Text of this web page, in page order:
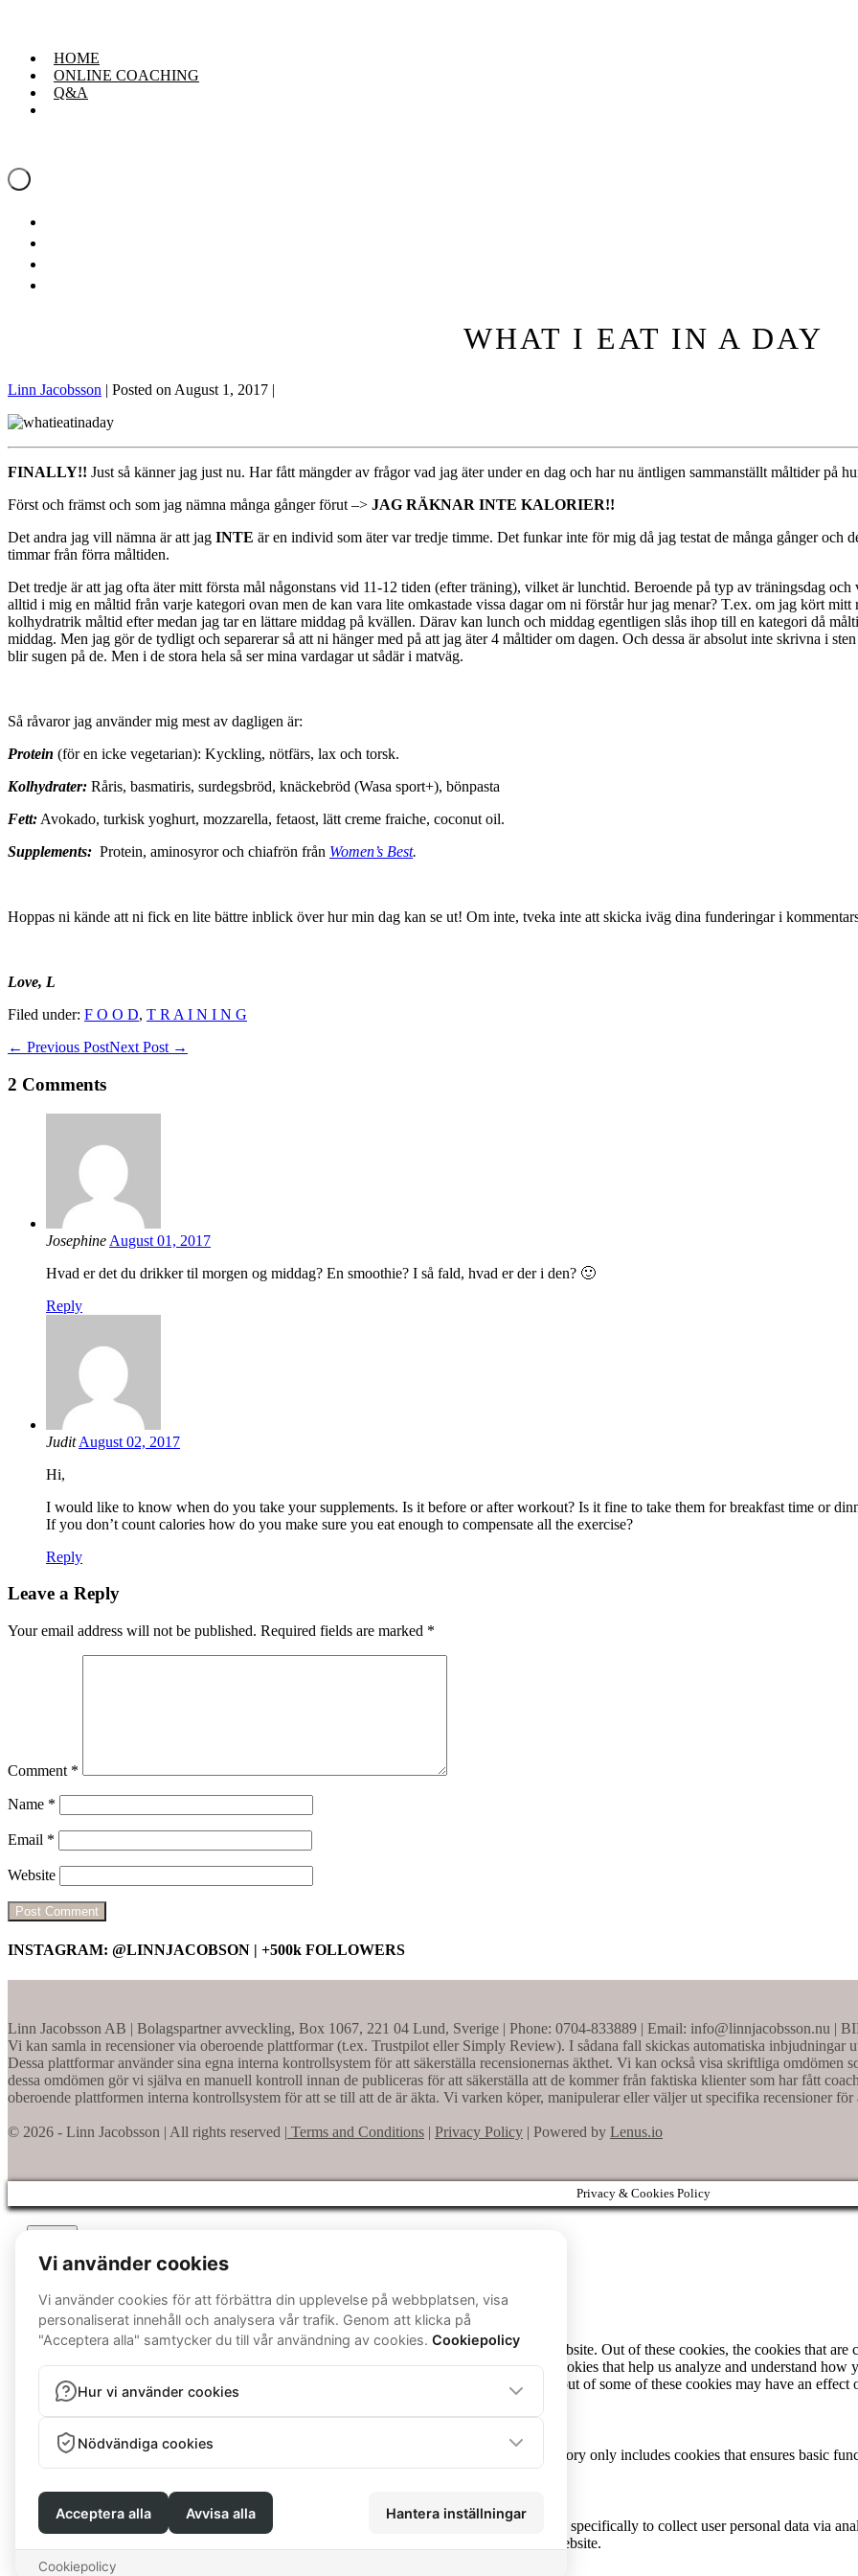
HOME
ONLINE COACHING
Q&A
Menu
Toggle
WHAT I EAT IN A DAY
Linn Jacobsson | Posted on August 1, 2017 |
FINALLY!! Just så känner jag just nu. Har fått mängder av frågor vad jag äter under en dag och har nu äntligen sammanställt måltider på
Först och främst och som jag nämna många gånger förut –> JAG RÄKNAR INTE KALORIER!!
Det andra jag vill nämna är att jag INTE är en individ som äter var tredje timme. Det funkar inte för mig då jag testat de många gånger och
timmar från förra måltiden.
Det tredje är att jag ofta äter mitt första mål någonstans vid 11-12 tiden (efter träning), vilket är lunchtid. Beroende på typ av träningsdag
alltid i mig en måltid från varje kategori ovan men de kan vara lite omkastade vissa dagar om ni förstår hur jag menar? T.ex. om jag kört mitt
kolhydratrik måltid efter medan jag tar en lättare middag på kvällen. Därav kan lunch och middag egentligen slås ihop till en kategori då
middag. Men jag gör de tydligt och separerar så att ni hänger med på att jag äter 4 måltider om dagen. Och dessa är absolut inte skrivna i
blir sugen på de. Men i de stora hela så ser mina vardagar ut sådär i matväg.
Så råvaror jag använder mig mest av dagligen är:
Protein (för en icke vegetarian): Kyckling, nötfärs, lax och torsk.
Kolhydrater: Råris, basmatiris, surdegsbröd, knäckebröd (Wasa sport+), bönpasta
Fett: Avokado, turkisk yoghurt, mozzarella, fetaost, lätt creme fraiche, coconut oil.
Supplements: Protein, aminosyror och chiafrön från Women’s Best.
Hoppas ni kände att ni fick en lite bättre inblick över hur min dag kan se ut! Om inte, tveka inte att skicka iväg dina funderingar i
Love, L
Filed under: F O O D, T R A I N I N G
Post
← Previous PostNext Post →
2 Comments
Josephine August 01, 2017
Hvad er det du drikker til morgen og middag? En smoothie? I så fald, hvad er der i den? 🙂
Reply
Judit August 02, 2017
Hi,
I would like to know when do you take your supplements. Is it before or after workout? Is it fine to take them for breakfast time or
If you don’t count calories how do you make sure you eat enough to compensate all the exercise?
Reply
Leave a Reply
Your email address will not be published. Required fields are marked *
Comment *
Name *
Email *
Website
INSTAGRAM: @LINNJACOBSON | +500k FOLLOWERS
Linn Jacobsson AB | Bolagspartner avveckling, Box 1067, 221 04 Lund, Sverige | Phone: 0704-833889 | Email: info@linnjacobsson.nu |
Vi kan samla in recensioner via oberoende plattformar (t.ex. Trustpilot eller Simply Review). I sådana fall skickas automatiska inbjudningar
Dessa plattformar använder sina egna interna kontrollsystem för att säkerställa recensionernas äkthet. Vi kan också visa skriftliga
dessa omdömen gör vi själva en manuell kontroll innan de publiceras för att säkerställa att de kommer från faktiska klienter som har fått
oberoende plattformen interna kontrollsystem för att se till att de är äkta. Vi varken köper, manipulerar eller väljer ut specifika recensioner
© 2026 - Linn Jacobsson | All rights reserved | Terms and Conditions | Privacy Policy | Powered by Lenus.io
Privacy & Cookies Policy
Close
Privacy Overview
This website uses cookies to improve your experience while you navigate through the website. Out of these cookies, the cookies that are
essential for the working of basic functionalities of the website. We also use third-party cookies that help us analyze and understand
only with your consent. You also have the option to opt-out of these cookies. But opting out of some of these cookies may have an
Necessary
Necessary
Always Enabled
Necessary cookies are absolutely essential for the website to function properly. This category only includes cookies that ensures basic
not store any personal information.
Non-necessary
Non-necessary
Any cookies that may not be particularly necessary for the website to function and is used specifically to collect user personal data via
cookies. It is mandatory to procure user consent prior to running these cookies on your website.
SAVE & ACCEPT